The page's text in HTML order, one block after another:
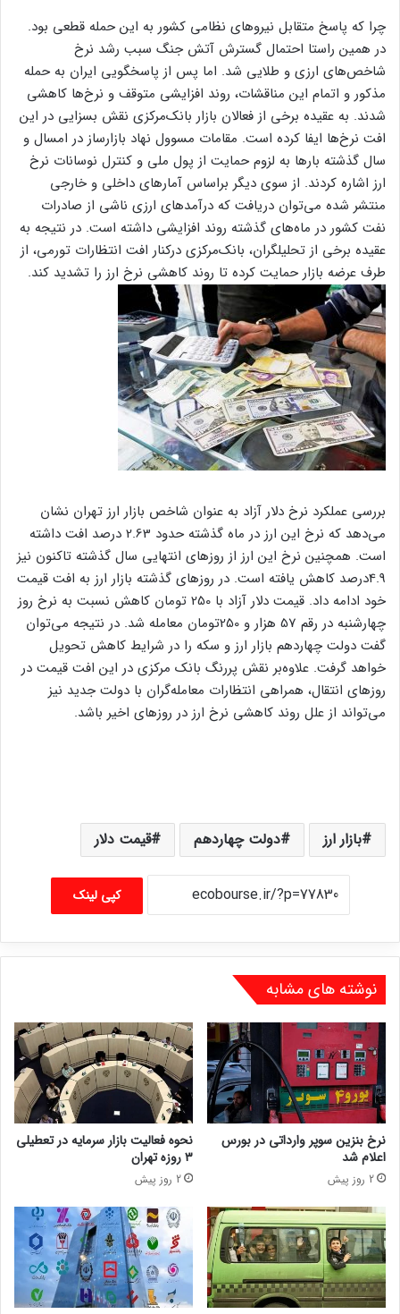
چرا که پاسخ متقابل نیرو‌های نظامی کشور به این حمله قطعی بود.
در همین راستا احتمال گسترش آتش جنگ سبب رشد نرخ
شاخص‌های ارزی و طلایی شد. اما پس از پاسخگویی ایران به حمله
مذکور و اتمام این مناقشات، روند افزایشی متوقف و نرخ‌ها کاهشی
شدند. به عقیده برخی از فعالان بازار بانک‌مرکزی نقش بسزایی در این
افت نرخ‌ها ایفا کرده است. مقامات مسوول نهاد بازار‌ساز در امسال و
سال گذشته بارها به لزوم حمایت از پول ملی و کنترل نوسانات نرخ
ارز اشاره کردند. از سوی دیگر براساس آمار‌های داخلی و خارجی
منتشر شده می‌توان دریافت که درآمد‌های ارزی ناشی از صادرات
نفت کشور در ماه‌های گذشته روند افزایشی داشته است. در نتیجه به
عقیده برخی از تحلیلگران، بانک‌مرکزی درکنار افت انتظارات تورمی، از
طرف عرضه بازار حمایت کرده تا روند کاهشی نرخ ارز را تشدید کند.
بررسی عملکرد نرخ دلار آزاد به عنوان شاخص بازار ارز تهران نشان
می‌دهد که نرخ این ارز در ماه گذشته حدود 2.63 درصد افت داشته
است. همچنین نرخ این ارز از روز‌های انتهایی سال گذشته تاکنون نیز
4.9درصد کاهش یافته است. در روز‌های گذشته بازار ارز به افت قیمت
خود ادامه داد. قیمت دلار آزاد با 250 تومان کاهش نسبت به نرخ روز
چهارشنبه در رقم 57 هزار و 250تومان معامله شد. در نتیجه می‌توان
گفت دولت چهاردهم بازار ارز و سکه را در شرایط کاهش تحویل
خواهد گرفت. علاوه‌بر نقش پررنگ بانک مرکزی در این افت قیمت در
روزهای انتقال، همراهی انتظارات معامله‌گران با دولت جدید نیز
می‌تواند از علل روند کاهشی نرخ ارز در روز‌های اخیر باشد.
بازار ارز دولت چهاردهم قیمت دلار
کپی لینک
نوشته های مشابه
نرخ بنزین سوپر وارداتی در بورس
اعلام شد
2 روز پیش
نحوه فعالیت بازار سرمایه در تعطیلی
۳ روزه تهران
2 روز پیش